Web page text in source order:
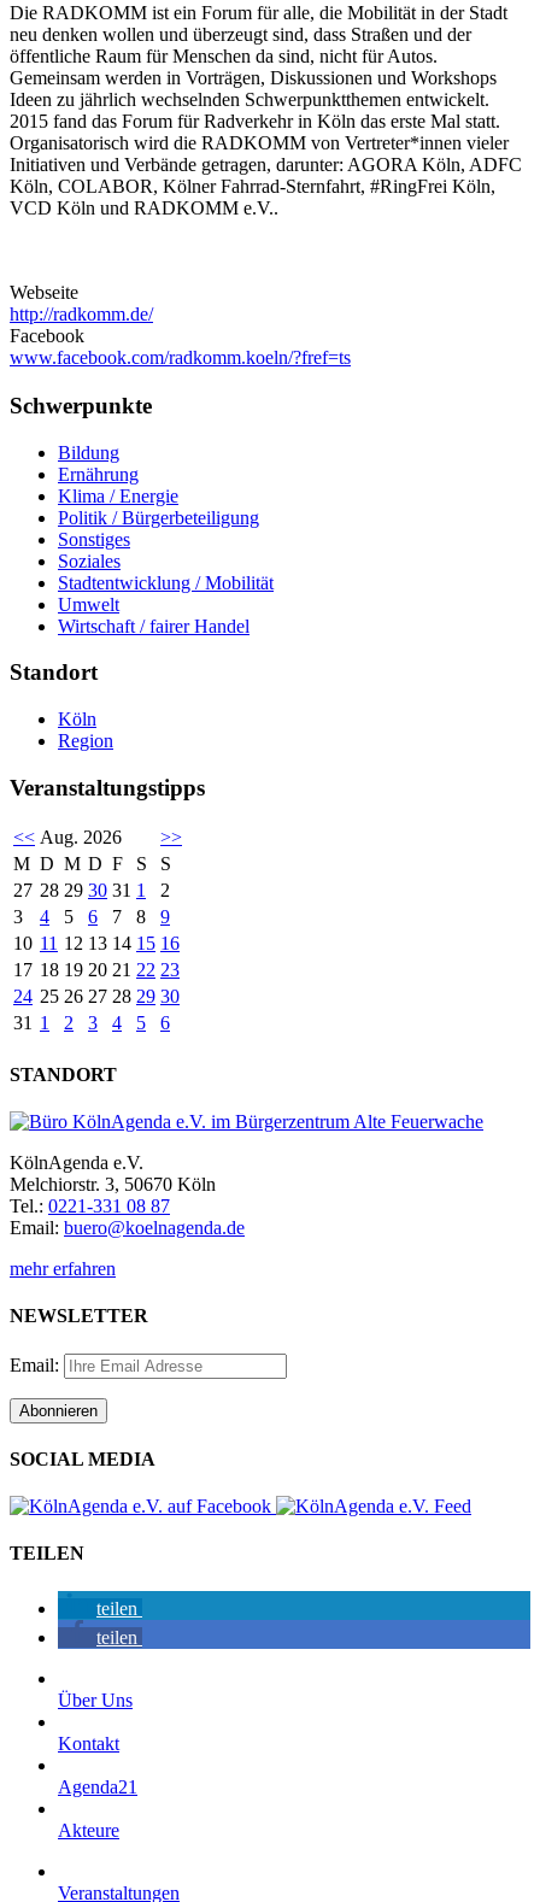
Die RADKOMM ist ein Forum für alle, die Mobilität in der Stadt
neu denken wollen und überzeugt sind, dass Straßen und der
öffentliche Raum für Menschen da sind, nicht für Autos.
Gemeinsam werden in Vorträgen, Diskussionen und Workshops
Ideen zu jährlich wechselnden Schwerpunktthemen entwickelt.
2015 fand das Forum für Radverkehr in Köln das erste Mal statt.
Organisatorisch wird die RADKOMM von Vertreter*innen vieler
Initiativen und Verbände getragen, darunter: AGORA Köln, ADFC
Köln, COLABOR, Kölner Fahrrad-Sternfahrt, #RingFrei Köln,
VCD Köln und RADKOMM e.V..
Webseite
http://radkomm.de/
Facebook
www.facebook.com/radkomm.koeln/?fref=ts
Schwerpunkte
Bildung
Ernährung
Klima / Energie
Politik / Bürgerbeteiligung
Sonstiges
Soziales
Stadtentwicklung / Mobilität
Umwelt
Wirtschaft / fairer Handel
Standort
Köln
Region
Veranstaltungstipps
<< Aug. 2026
>>
M D M D F S
S
27 28 29 30 31 1
2
3
4 5 6 7 8
9
10 11 12 13 14 15 16
17 18 19 20 21 22 23
24 25 26 27 28 29 30
31 1 2 3 4 5 6
STANDORT
KölnAgenda e.V.
Melchiorstr. 3, 50670 Köln
Tel.: 0221-331 08 87
Email: buero@koelnagenda.de
mehr erfahren
NEWSLETTER
Email:
SOCIAL MEDIA
TEILEN
teilen
teilen
Über Uns
Kontakt
Agenda21
Akteure
Veranstaltungen